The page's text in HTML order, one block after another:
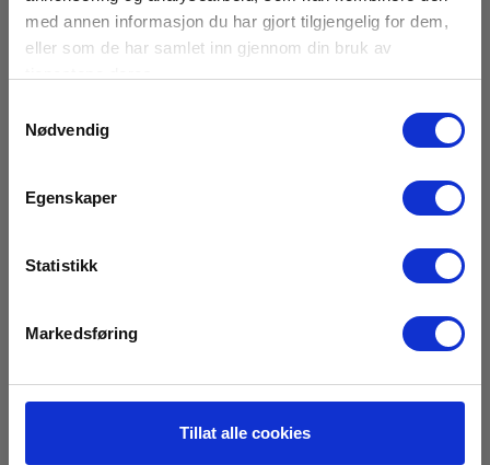
med annen informasjon du har gjort tilgjengelig for dem,
eller som de har samlet inn gjennom din bruk av
Nødvendig
Egenskaper
Statistikk
Markedsføring
Tillat alle cookies
Nettovekt:
4.3 kg
HV ledningssæt 2x3m op til 5000V, CA 6505,
6545, 6547, 6549